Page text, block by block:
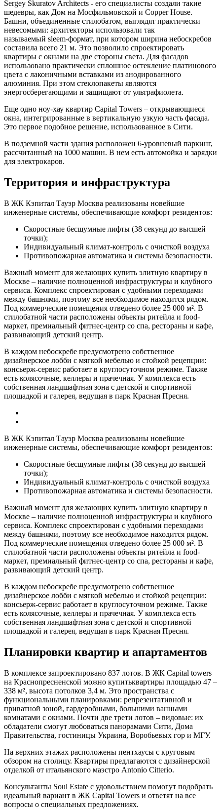
Sergey Skuratov Architects - его специалисты создали такие
шедевры, как Дом на Мосфильмовской и Copper House.
Башни, объединенные стилобатом, выглядят практически
невесомыми: архитекторы использовали так
называемый sleem-формат, при котором ширина небоскребов
составила всего 21 м. Это позволило спроектировать
квартиры с окнами на две стороны света. Для фасадов
использовано практически сплошное остекление платинового
цвета с лаконичными вставками из анодированного
алюминия. При этом стеклопакеты являются
энергосберегающими и защищают от ультрафиолета.
Еще одно ноу-хау квартир Capital Towers – открывающиеся
окна, интегрированные в вертикальную узкую часть фасада.
Это первое подобное решение, использованное в Сити.
В подземной части здания расположен 6-уровневый паркинг,
рассчитанный на 1000 машин. В нем есть автомойка и зарядки
для электрокаров.
Территория и инфраструктура
В ЖК Кэпитал Тауэр Москва реализованы новейшие
инженерные системы, обеспечивающие комфорт резидентов:
Скоростные бесшумные лифты (38 секунд до высшей
точки);
Индивидуальный климат-контроль с очисткой воздуха
Противопожарная автоматика и системы безопасности.
Важный момент для желающих купить элитную квартиру в
Москве – наличие полноценной инфраструктуры и клубного
сервиса. Комплекс спроектирован с удобными переходами
между башнями, поэтому все необходимое находится рядом.
Под коммерческие помещения отведено более 25 000 м². В
стилобатной части расположены объекты ритейла и food-
маркет, премиальный фитнес-центр со спа, рестораны и кафе,
развивающий детский центр.
В каждом небоскребе предусмотрено собственное
дизайнерское лобби с мягкой мебелью и стойкой рецепции:
консьерж-сервис работает в круглосуточном режиме. Также
есть колясочные, келлеры и прачечная. У комплекса есть
собственная ландшафтная зона с детской и спортивной
площадкой и галерея, ведущая в парк Красная Пресня.
В ЖК Кэпитал Тауэр Москва реализованы новейшие
инженерные системы, обеспечивающие комфорт резидентов:
Скоростные бесшумные лифты (38 секунд до высшей
точки);
Индивидуальный климат-контроль с очисткой воздуха
Противопожарная автоматика и системы безопасности.
Важный момент для желающих купить элитную квартиру в
Москве – наличие полноценной инфраструктуры и клубного
сервиса. Комплекс спроектирован с удобными переходами
между башнями, поэтому все необходимое находится рядом.
Под коммерческие помещения отведено более 25 000 м². В
стилобатной части расположены объекты ритейла и food-
маркет, премиальный фитнес-центр со спа, рестораны и кафе,
развивающий детский центр.
В каждом небоскребе предусмотрено собственное
дизайнерское лобби с мягкой мебелью и стойкой рецепции:
консьерж-сервис работает в круглосуточном режиме. Также
есть колясочные, келлеры и прачечная. У комплекса есть
собственная ландшафтная зона с детской и спортивной
площадкой и галерея, ведущая в парк Красная Пресня.
Планировки квартир и апартаментов
В комплексе запроектировано 837 лотов. В ЖК Capital towers
на Краснопресненской можно купитьквартиры площадью 47 –
338 м², высота потолков 3,4 м. Это пространcтва с
функциональными планировками: репрезентативной и
приватной зоной, гардеробными, большими ванными
комнатами с окнами. Почти две трети лотов – видовые: их
обладатели смогут любоваться панорамами Сити, Дома
Правительства, гостиницы Украина, Воробьевых гор и МГУ.
На верхних этажах расположены пентхаусы с круговым
обзором на столицу. Квартиры предлагаются с дизайнерской
отделкой от итальянского маэстро Antonio Citterio.
Консультанты Soul Estate с удовольствием помогут подобрать
идеальный вариант в ЖК Capital Towers и ответят на все
вопросы о специальных предложениях.